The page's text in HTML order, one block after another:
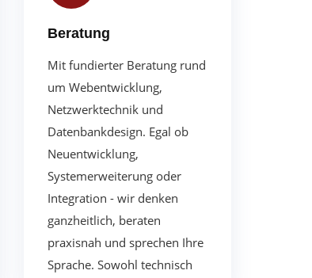
Beratung
Mit fundierter Beratung rund
um Webentwicklung,
Netzwerktechnik und
Datenbankdesign. Egal ob
Neuentwicklung,
Systemerweiterung oder
Integration - wir denken
ganzheitlich, beraten
praxisnah und sprechen Ihre
Sprache. Sowohl technisch